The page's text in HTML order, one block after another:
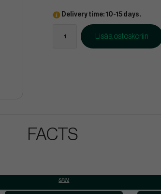
Delivery time: 10-15 days.
Lisää ostoskoriin
FACTS
SPIN: